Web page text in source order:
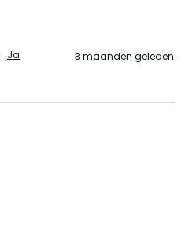
Ja 3 maanden geleden